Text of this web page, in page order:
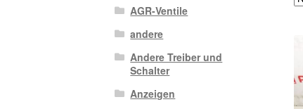
AGR-Ventile
andere
Andere Treiber und
Schalter
Anzeigen